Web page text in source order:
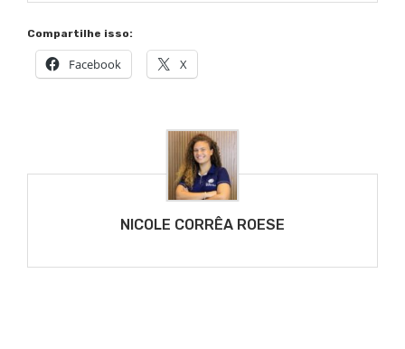
Compartilhe isso:
Facebook X
NICOLE CORRÊA ROESE